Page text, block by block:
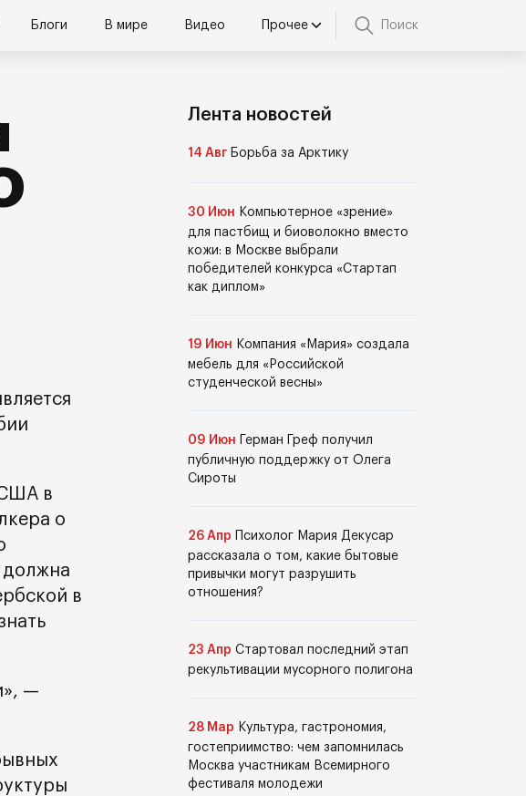
Блоги В мире Видео Прочее Поиск
в
о
должна
в
—
Лента новостей
14 Авг Борьба за Арктику
30 Июн Компьютерное «зрение»
для пастбищ и биоволокно вместо
кожи: в Москве выбрали
победителей конкурса «Стартап
как диплом»
19 Июн Компания «Мария» создала
мебель для «Российской
студенческой весны»
09 Июн
Герман Греф получил
публичную поддержку от Олега
Сироты
26 Апр
Психолог Мария Декусар
рассказала о том, какие бытовые
привычки могут разрушить
отношения?
23 Апр Стартовал последний этап
рекультивации мусорного полигона
28 Мар Культура, гастрономия,
гостеприимство: чем запомнилась
Москва участникам Всемирного
фестиваля молодежи